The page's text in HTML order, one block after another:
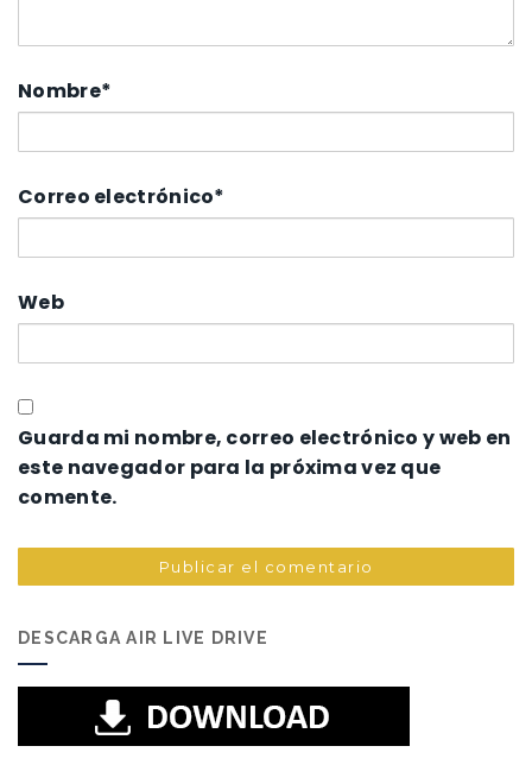
Nombre*
Correo electrónico*
Web
Guarda mi nombre, correo electrónico y web en
este navegador para la próxima vez que
comente.
DESCARGA AIR LIVE DRIVE